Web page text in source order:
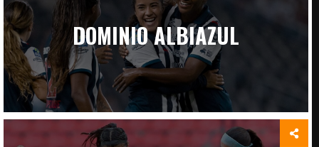
DOMINIO ALBIAZUL